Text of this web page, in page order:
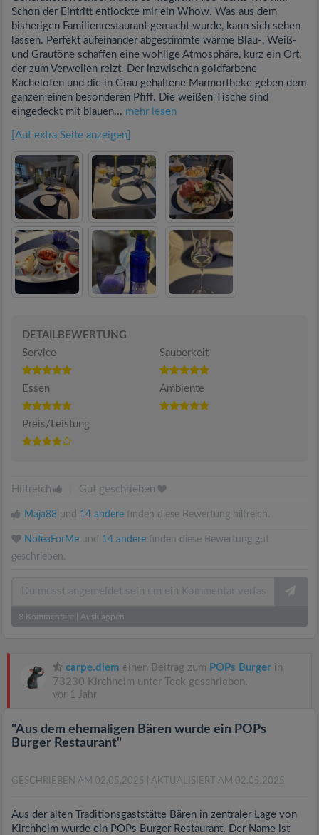
Schon der Eintritt entlockte mir ein Whow. Was aus dem
bisherigen Familienrestaurant gemacht wurde, kann sich sehen
lassen. Perfekt aufeinander abgestimmte warme Blau-, Weiß-
und Grautöne schaffen eine wohlige Atmosphäre, kurz ein Ort,
der zum Verweilen reizt. Der inzwischen goldfarbene
Kachelofen und die in Grau gehaltene Marmortheke geben dem
ganzen einen besonderen Pfiff. Die weißen Tische sind
eingedeckt mit blauen... mehr lesen
[Auf extra Seite anzeigen]
DETAILBEWERTUNG
Service
Sauberkeit
Essen Ambiente
Preis/Leistung
Hilfreich Gut geschrieben
Maja88 und 14 andere finden diese Bewertung hilfreich.
NoTeaForMe und 14 andere finden diese Bewertung gut
geschrieben.
8 Kommentare Ausklappen
carpe.diem einen Beitrag zum POPs Burger in
73230 Kirchheim unter Teck geschrieben.
vor 1 Jahr
"Aus dem ehemaligen Bären wurde ein POPs
Burger Restaurant"
GESCHRIEBEN AM 02.05.2025 | AKTUALISIERT AM 02.05.2025
Aus der alten Traditionsgaststätte Bären in zentraler Lage von
Kirchheim wurde ein POPs Burger Restaurant. Der Name ist